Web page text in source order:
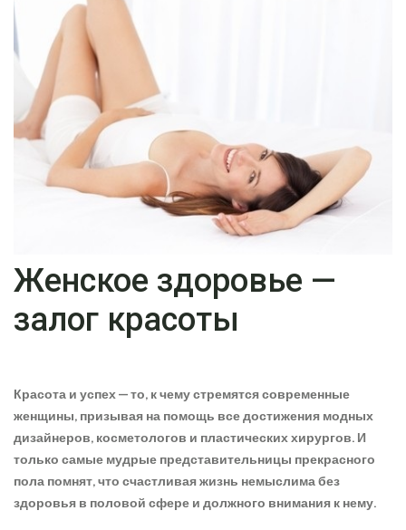
Женское здоровье —
залог красоты
Красота и успех — то, к чему стремятся современные
женщины, призывая на помощь все достижения модных
дизайнеров, косметологов и пластических хирургов. И
только самые мудрые представительницы прекрасного
пола помнят, что счастливая жизнь немыслима без
здоровья в половой сфере и должного внимания к нему.